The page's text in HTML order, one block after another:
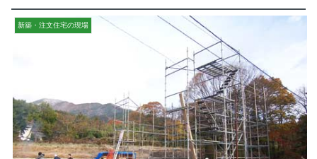
新築・注文住宅の現場